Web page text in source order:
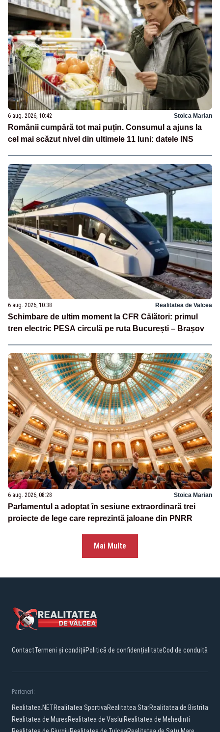
6 aug. 2026, 10:42 Stoica Marian
Românii cumpără tot mai puțin. Consumul a ajuns la
cel mai scăzut nivel din ultimele 11 luni: datele INS
6 aug. 2026, 10:38 Realitatea de Valcea
Schimbare de ultim moment la CFR Călători: primul
tren electric PESA circulă pe ruta București – Brașov
6 aug. 2026, 08:28 Stoica Marian
Parlamentul a adoptat în sesiune extraordinară trei
proiecte de lege care reprezintă jaloane din PNRR
Mai Multe
ContactTermeni și condițiiPolitică de confidențialitateCod de conduită
Parteneri:
Realitatea.NETRealitatea SportivaRealitatea StarRealitatea de Bistrita
Realitatea de MuresRealitatea de VasluiRealitatea de Mehedinti